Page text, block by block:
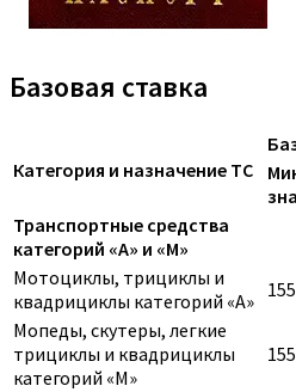
Базовая ставка
Категория и назначение ТС
Транспортные средства
категорий «A» и «M»
Мотоциклы, трициклы и
квадрициклы категорий «A» 155
Мопеды, скутеры, легкие
трициклы и квадрициклы
категорий «M»
155